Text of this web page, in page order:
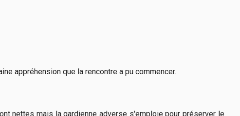
appréhension que la rencontre a pu commencer.
nettes mais la gardienne adverse s'emploie pour préserver le